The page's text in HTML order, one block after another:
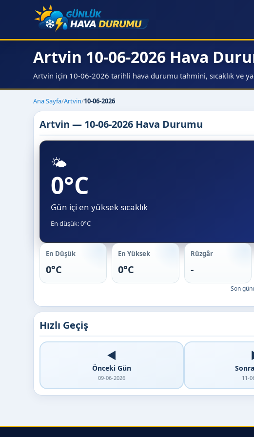
Artvin 10-06-2026 Hava
Artvin için 10-06-2026 tarihli hava durumu tahmini, sıcaklık ve
Ana Sayfa/Artvin/10-06-2026
Artvin — 10-06-2026 Hava Durumu
🌤️
0°C
Gün içi en yüksek sıcaklık
En düşük: 0°C
En Düşük
0°C
En Yüksek
0°C
Rüzgâr
-
Son
Hızlı Geçiş
◀️
Önceki Gün
09-06-2026 11-